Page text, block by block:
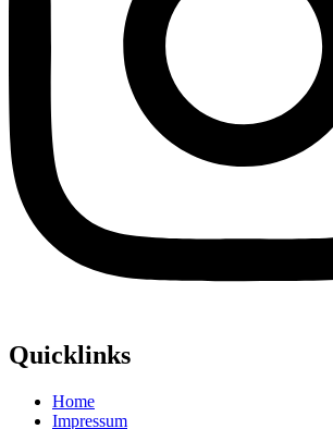
Quicklinks
Home
Impressum